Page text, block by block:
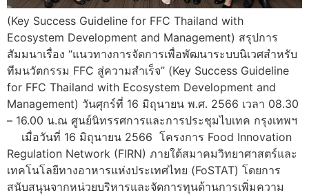
(Key Success Guideline for FFC Thailand with
Ecosystem Development and Management) สรุปการ
สัมมนาเรื่อง “แนวทางการจัดการเพื่อพัฒนาระบบนิเวศสำหรับ
ทีมนวัตกรรม FFC สู่ความสำเร็จ” (Key Success Guideline
for FFC Thailand with Ecosystem Development and
Management) วันศุกร์ที่ 16 มิถุนายน พ.ศ. 2566 เวลา 08.30
– 16.00 น.ณ ศูนย์นิทรรศการและการประชุมไบเทค กรุงเทพฯ
เมื่อวันที่ 16 มิถุนายน 2566 โครงการ Food Innovation
Regulation Network (FIRN) ภายใต้สมาคมวิทยาศาสตร์และ
เทคโนโลยีทางอาหารแห่งประเทศไทย (FoSTAT) โดยการ
สนับสนุนจากหน่วยบริหารและจัดการทุนด้านการเพิ่มความ